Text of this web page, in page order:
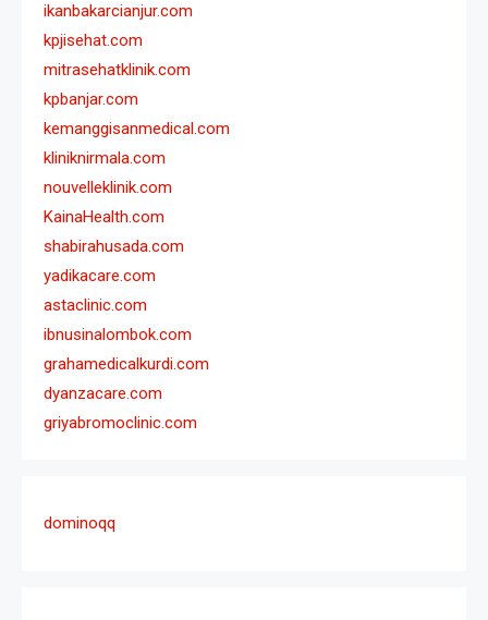
ikanbakarcianjur.com
kpjisehat.com
mitrasehatklinik.com
kpbanjar.com
kemanggisanmedical.com
kliniknirmala.com
nouvelleklinik.com
KainaHealth.com
shabirahusada.com
yadikacare.com
astaclinic.com
ibnusinalombok.com
grahamedicalkurdi.com
dyanzacare.com
griyabromoclinic.com
dominoqq